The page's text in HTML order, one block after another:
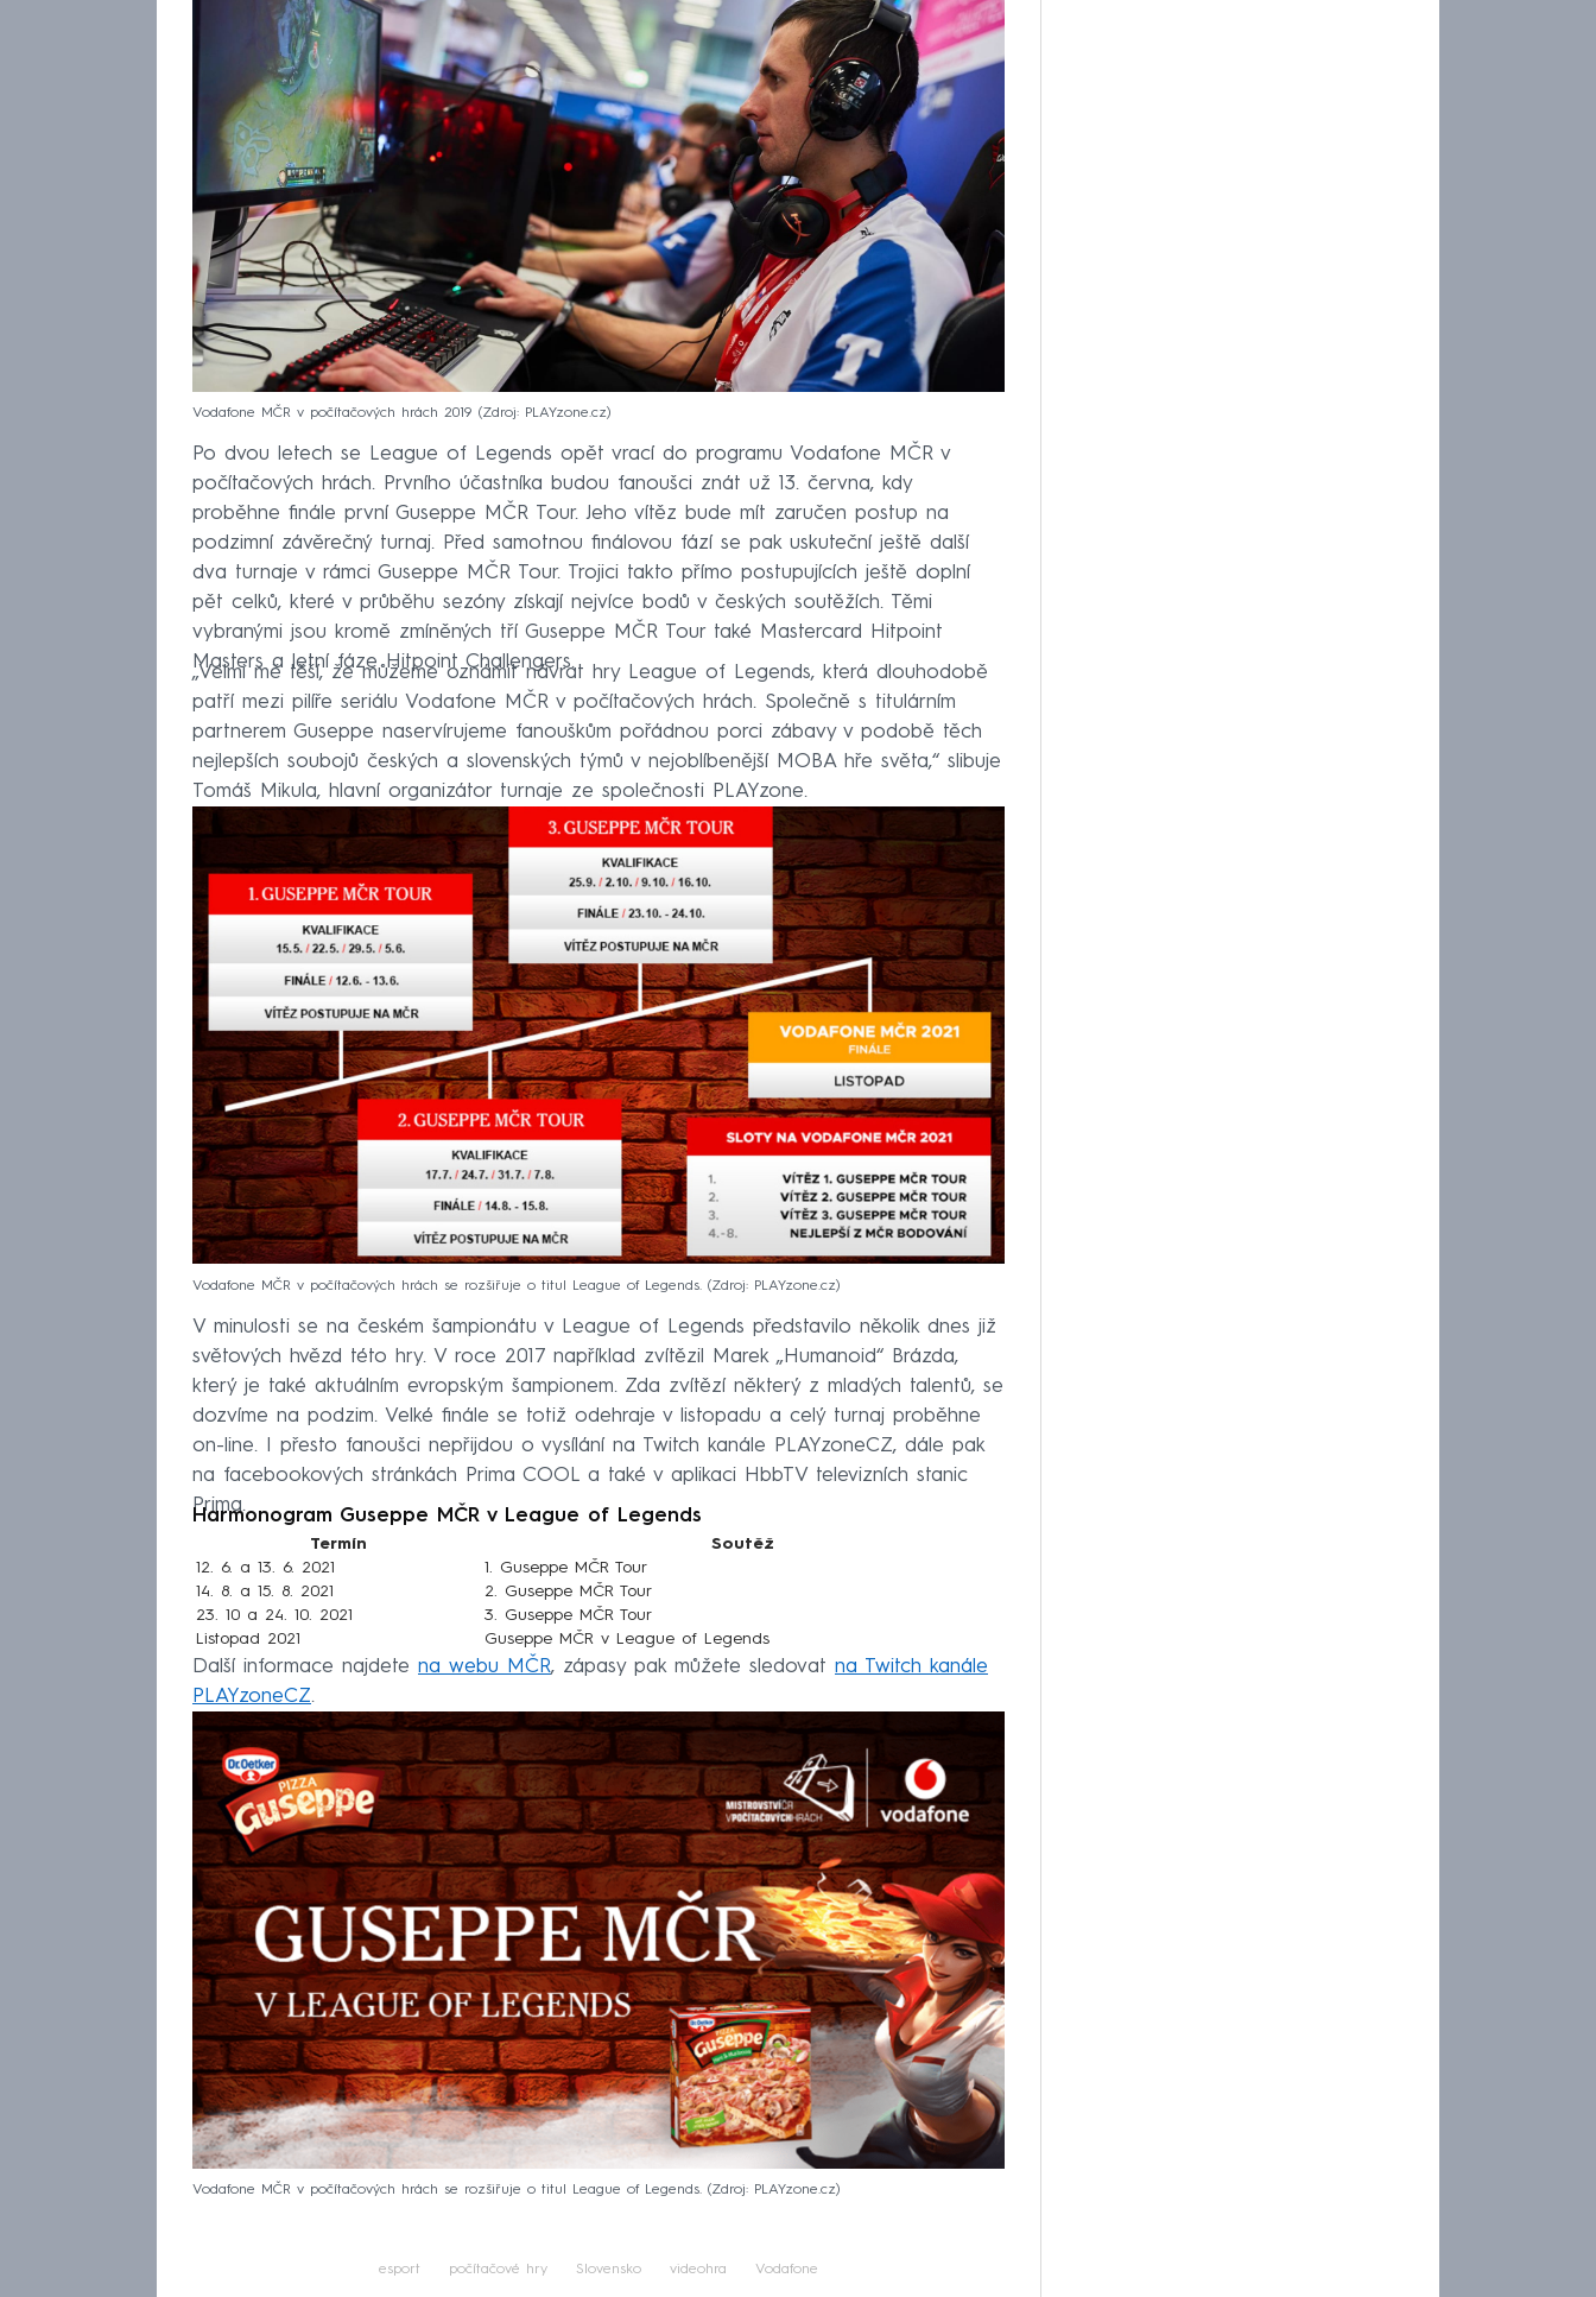
Vodafone MČR v počítačových hrách 2019 Zdroj: PLAYzone.cz
Po dvou letech se League of Legends opět vrací do programu Vodafone MČR v
počítačových hrách. Prvního účastníka budou fanoušci znát už 13. června, kdy
proběhne finále první Guseppe MČR Tour. Jeho vítěz bude mít zaručen postup na
podzimní závěrečný turnaj. Před samotnou finálovou fází se pak uskuteční ještě další
dva turnaje v rámci Guseppe MČR Tour. Trojici takto přímo postupujících ještě doplní
pět celků, které v průběhu sezóny získají nejvíce bodů v českých soutěžích. Těmi
vybranými jsou kromě zmíněných tří Guseppe MČR Tour také Mastercard Hitpoint
Masters a letní fáze Hitpoint Challengers.
„Velmi mě těší, že můžeme oznámit návrat hry League of Legends, která dlouhodobě
patří mezi pilíře seriálu Vodafone MČR v počítačových hrách. Společně s titulárním
partnerem Guseppe naservírujeme fanouškům pořádnou porci zábavy v podobě těch
nejlepších soubojů českých a slovenských týmů v nejoblíbenější MOBA hře světa,“ slibuje
Tomáš Mikula, hlavní organizátor turnaje ze společnosti PLAYzone.
Vodafone MČR v počítačových hrách se rozšiřuje o titul League of Legends. Zdroj: PLAYzone.cz
V minulosti se na českém šampionátu v League of Legends představilo několik dnes již
světových hvězd této hry. V roce 2017 například zvítězil Marek „Humanoid“ Brázda,
který je také aktuálním evropským šampionem. Zda zvítězí některý z mladých talentů, se
dozvíme na podzim. Velké finále se totiž odehraje v listopadu a celý turnaj proběhne
on-line. I přesto fanoušci nepřijdou o vysílání na Twitch kanále PLAYzoneCZ, dále pak
na facebookových stránkách Prima COOL a také v aplikaci HbbTV televizních stanic
Prima.
Harmonogram Guseppe MČR v League of Legends
Termín
Soutěž
12. 6. a 13. 6. 2021
1. Guseppe MČR Tour
14. 8. a 15. 8. 2021
2. Guseppe MČR Tour
23. 10 a 24. 10. 2021
3. Guseppe MČR Tour
Listopad 2021
Guseppe MČR v League of Legends
Další informace najdete na webu MČR, zápasy pak můžete sledovat na Twitch kanále
PLAYzoneCZ.
Vodafone MČR v počítačových hrách se rozšiřuje o titul League of Legends. Zdroj: PLAYzone.cz
esport počítačové hry Slovensko videohra Vodafone